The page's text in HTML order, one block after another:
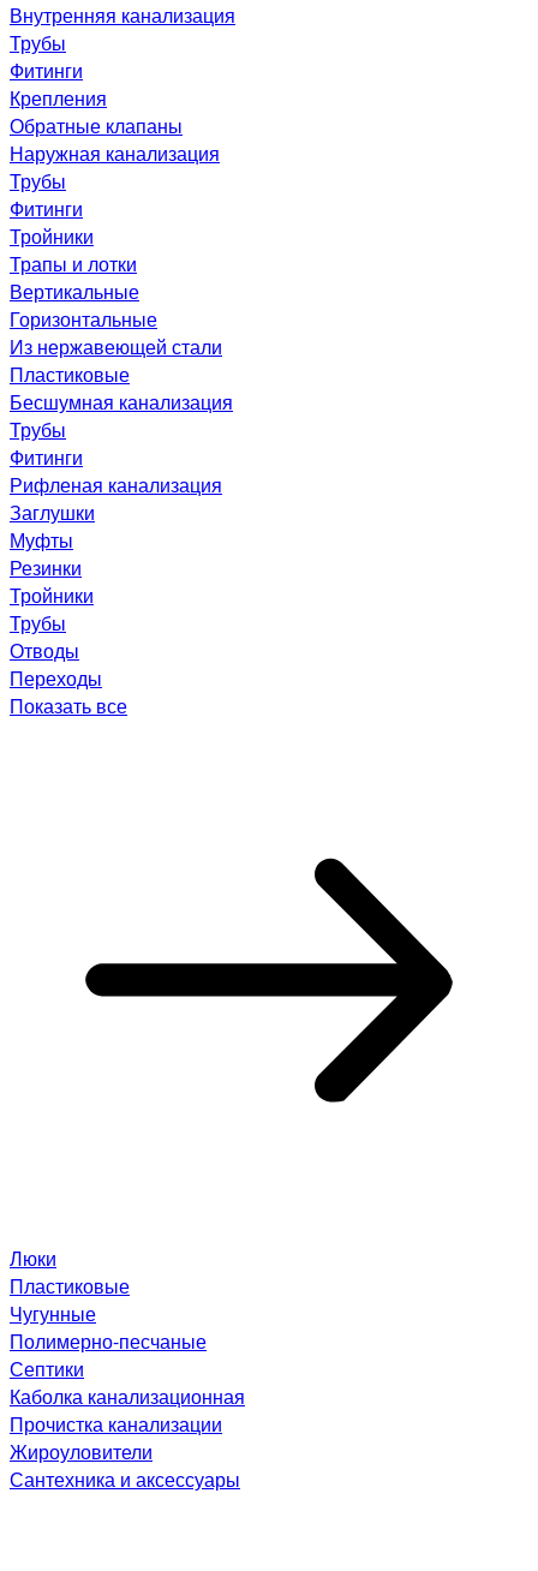
Внутренняя канализация
Трубы
Фитинги
Крепления
Обратные клапаны
Наружная канализация
Трубы
Фитинги
Тройники
Трапы и лотки
Вертикальные
Горизонтальные
Из нержавеющей стали
Пластиковые
Бесшумная канализация
Трубы
Фитинги
Рифленая канализация
Заглушки
Муфты
Резинки
Тройники
Трубы
Отводы
Переходы
Показать все
Люки
Пластиковые
Чугунные
Полимерно-песчаные
Септики
Каболка канализационная
Прочистка канализации
Жироуловители
Сантехника и аксессуары